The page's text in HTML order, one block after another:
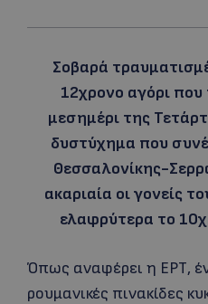
Σοβαρά
12χρονο αγόρι
μεσημέρι της
δυστύχημα που
Θεσσαλονίκης-
ακαριαία οι γονείς
ελαφρύτερα το
Όπως αναφέρει η ΕΡΤ,
ρουμανικές πινακίδες